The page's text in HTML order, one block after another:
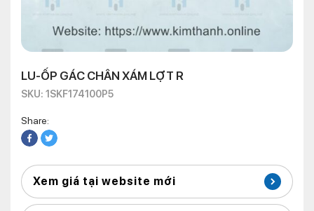
LU-ỐP GÁC CHÂN XÁM LỢT R
SKU: 1SKF174100P5
Share:
Xem giá tại website mới